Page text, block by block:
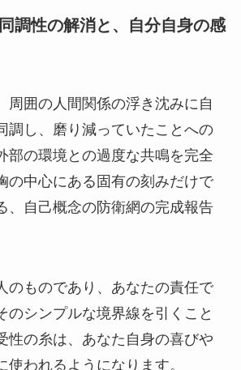
調性の解消と、自分自身の感
周囲の人間関係の浮き沈みに自
調し、磨り減っていたことへの
部の環境との過度な共鳴を完全
の中心にある固有の刻みだけで
、自己概念の防衛網の完成報告
のものであり、あなたの責任で
のシンプルな境界線を引くこと
性の糸は、あなた自身の喜びや
使われるようになります。